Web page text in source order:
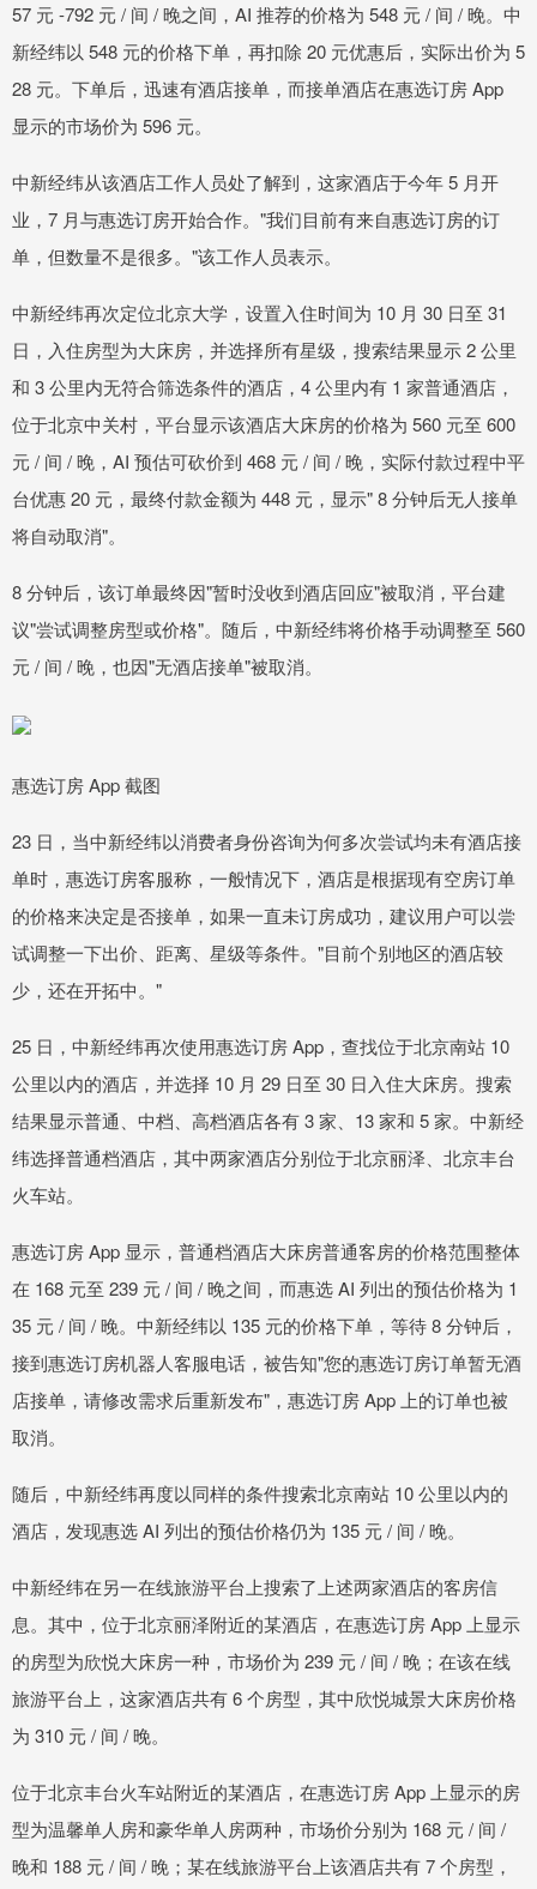
57 元 -792 元 / 间 / 晚之间，AI 推荐的价格为 548 元 / 间 / 晚。中
新经纬以 548 元的价格下单，再扣除 20 元优惠后，实际出价为 5
28 元。下单后，迅速有酒店接单，而接单酒店在惠选订房 App
显示的市场价为 596 元。
中新经纬从该酒店工作人员处了解到，这家酒店于今年 5 月开
业，7 月与惠选订房开始合作。"我们目前有来自惠选订房的订
单，但数量不是很多。"该工作人员表示。
中新经纬再次定位北京大学，设置入住时间为 10 月 30 日至 31
日，入住房型为大床房，并选择所有星级，搜索结果显示 2 公里
和 3 公里内无符合筛选条件的酒店，4 公里内有 1 家普通酒店，
位于北京中关村，平台显示该酒店大床房的价格为 560 元至 600
元 / 间 / 晚，AI 预估可砍价到 468 元 / 间 / 晚，实际付款过程中平
台优惠 20 元，最终付款金额为 448 元，显示" 8 分钟后无人接单
将自动取消"。
8 分钟后，该订单最终因"暂时没收到酒店回应"被取消，平台建
议"尝试调整房型或价格"。随后，中新经纬将价格手动调整至 560
元 / 间 / 晚，也因"无酒店接单"被取消。
惠选订房 App 截图
23 日，当中新经纬以消费者身份咨询为何多次尝试均未有酒店接
单时，惠选订房客服称，一般情况下，酒店是根据现有空房订单
的价格来决定是否接单，如果一直未订房成功，建议用户可以尝
试调整一下出价、距离、星级等条件。"目前个别地区的酒店较
少，还在开拓中。"
25 日，中新经纬再次使用惠选订房 App，查找位于北京南站 10
公里以内的酒店，并选择 10 月 29 日至 30 日入住大床房。搜索
结果显示普通、中档、高档酒店各有 3 家、13 家和 5 家。中新经
纬选择普通档酒店，其中两家酒店分别位于北京丽泽、北京丰台
火车站。
惠选订房 App 显示，普通档酒店大床房普通客房的价格范围整体
在 168 元至 239 元 / 间 / 晚之间，而惠选 AI 列出的预估价格为 1
35 元 / 间 / 晚。中新经纬以 135 元的价格下单，等待 8 分钟后，
接到惠选订房机器人客服电话，被告知"您的惠选订房订单暂无酒
店接单，请修改需求后重新发布"，惠选订房 App 上的订单也被
取消。
随后，中新经纬再度以同样的条件搜索北京南站 10 公里以内的
酒店，发现惠选 AI 列出的预估价格仍为 135 元 / 间 / 晚。
中新经纬在另一在线旅游平台上搜索了上述两家酒店的客房信
息。其中，位于北京丽泽附近的某酒店，在惠选订房 App 上显示
的房型为欣悦大床房一种，市场价为 239 元 / 间 / 晚；在该在线
旅游平台上，这家酒店共有 6 个房型，其中欣悦城景大床房价格
为 310 元 / 间 / 晚。
位于北京丰台火车站附近的某酒店，在惠选订房 App 上显示的房
型为温馨单人房和豪华单人房两种，市场价分别为 168 元 / 间 /
晚和 188 元 / 间 / 晚；某在线旅游平台上该酒店共有 7 个房型，